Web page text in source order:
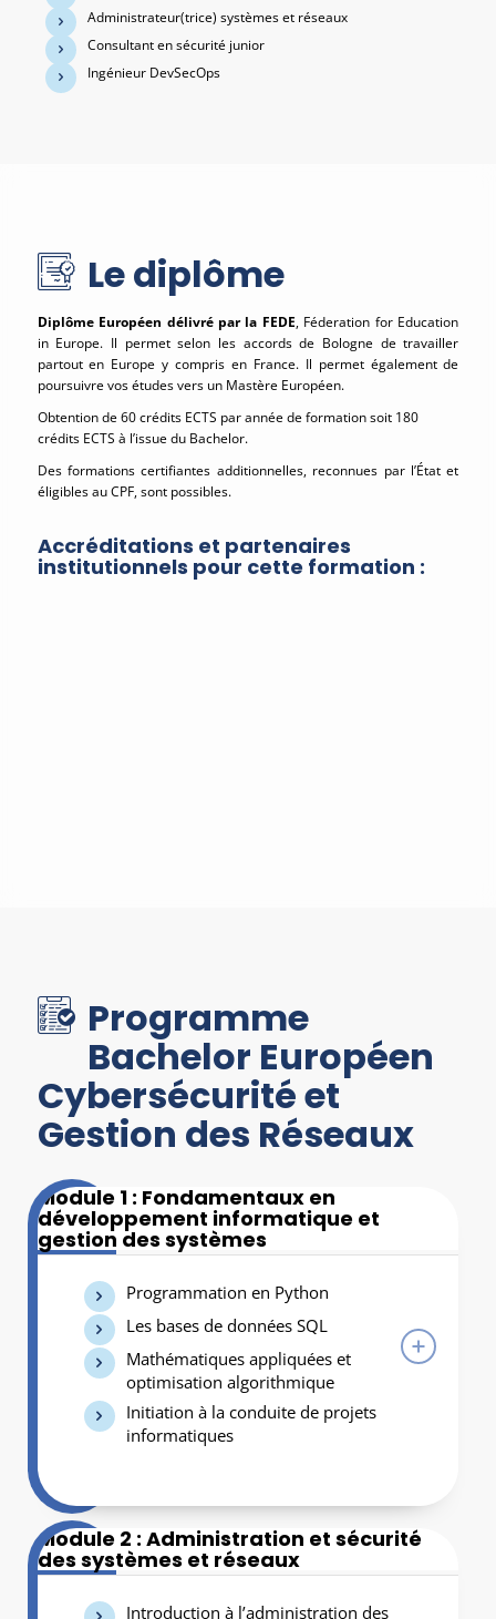
Administrateur(trice) systèmes et réseaux
Consultant en sécurité junior
Ingénieur DevSecOps
Le diplôme
Diplôme Européen délivré par la FEDE, Féderation for Education
in Europe. Il permet selon les accords de Bologne de travailler
partout en Europe y compris en France. Il permet également de
poursuivre vos études vers un Mastère Européen.
Obtention de 60 crédits ECTS par année de formation soit 180
crédits ECTS à l’issue du Bachelor.
Des formations certifiantes additionnelles, reconnues par l’État et
éligibles au CPF, sont possibles.
Accréditations et partenaires
institutionnels pour cette formation :
Programme
Bachelor Européen
Cybersécurité et
Gestion des Réseaux
Module 1 : Fondamentaux en
développement informatique et
gestion des systèmes
Programmation en Python
Les bases de données SQL
Mathématiques appliquées et
optimisation algorithmique
Initiation à la conduite de projets
informatiques
Module 2 : Administration et sécurité
des systèmes et réseaux
Introduction à l’administration des